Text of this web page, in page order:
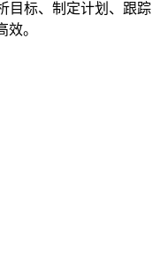
目标、制定计划、跟踪
。